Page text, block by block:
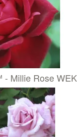
Millie Rose